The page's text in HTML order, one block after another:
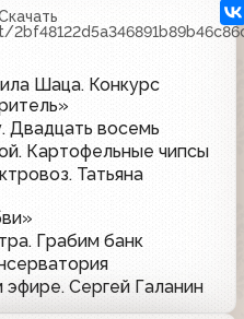
Шаца. Конкурс
восемь
Картофельные чипсы
Татьяна
Грабим банк
Сергей Галанин